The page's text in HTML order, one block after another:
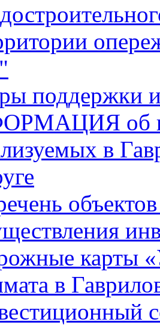
поддержки
об
в
карты
в